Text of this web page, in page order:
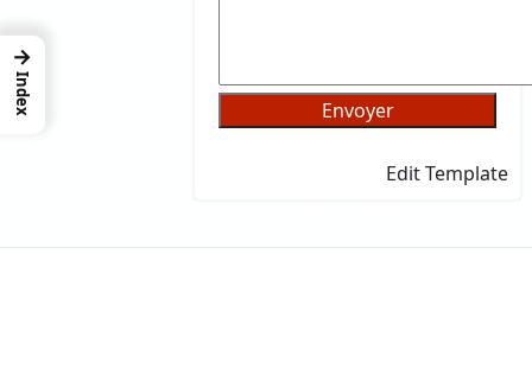
Veuillez laisser ce champ vide.
Edit Template
→
Index